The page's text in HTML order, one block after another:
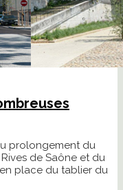
prolongement du
de Saône et du
place du tablier du